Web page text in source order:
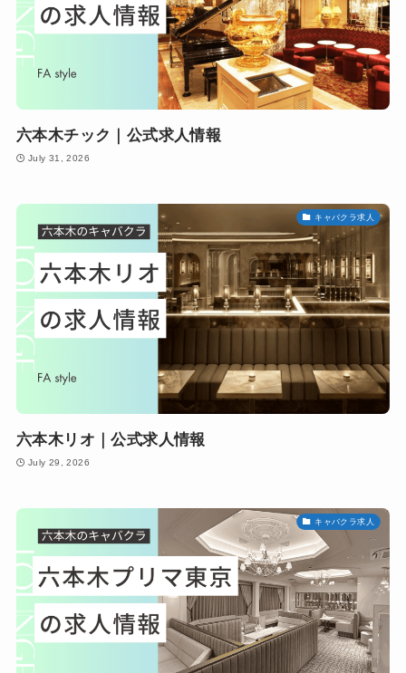
六本木チック｜公式求人情報
July 31, 2026
キャバクラ求人
六本木リオ｜公式求人情報
July 29, 2026
キャバクラ求人